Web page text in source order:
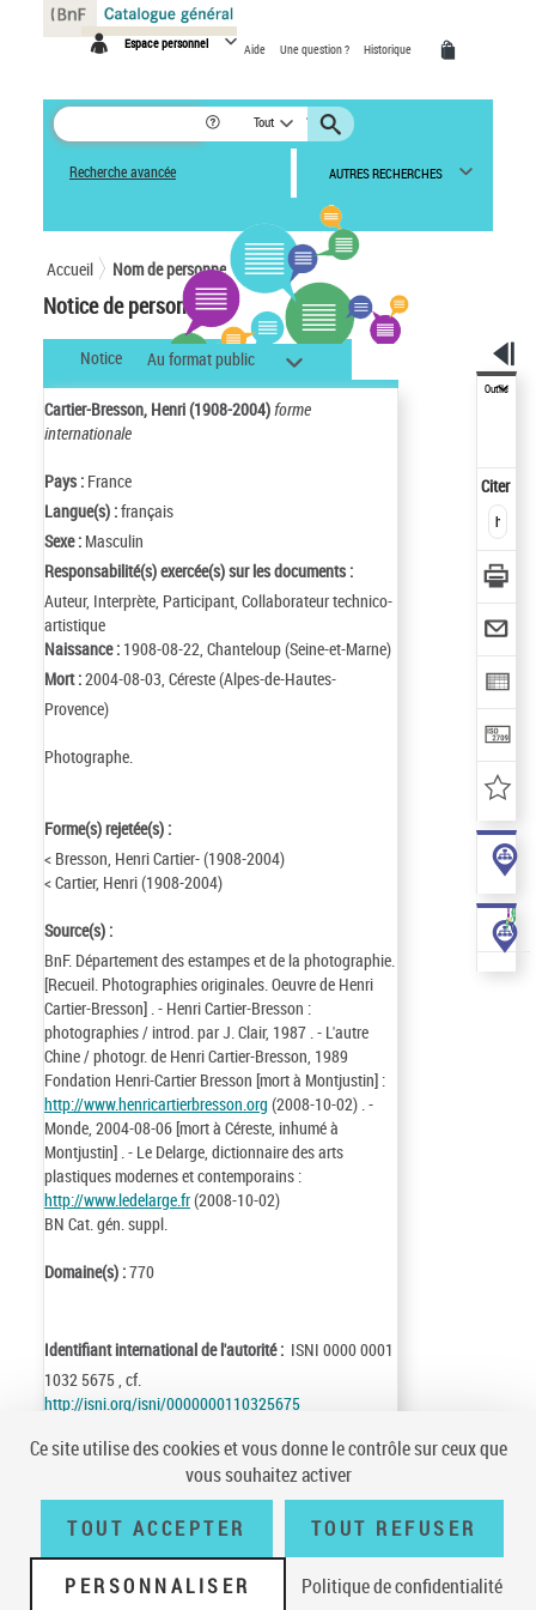
Espace personnel Aide Une question ? Historique
Tout
Recherche avancée AUTRES RECHERCHES
Accueil Nom de personne
Notice de personne
Notice Au format public
Cartier-Bresson, Henri (1908-2004)forme
internationale
Pays : France
Langue(s) :français
Sexe : Masculin
Responsabilité(s) exercée(s) sur les documents :
Auteur, Interprète, Participant, Collaborateur technico-
artistique
Naissance : 1908-08-22, Chanteloup (Seine-et-Marne)
Mort :2004-08-03, Céreste (Alpes-de-Hautes-
Provence)
Photographe.
Forme(s) rejetée(s) :
< Bresson, Henri Cartier- (1908-2004)
< Cartier, Henri (1908-2004)
Source(s) :
BnF. Département des estampes et de la photographie.
[Recueil. Photographies originales. Oeuvre de Henri
Cartier-Bresson] . - Henri Cartier-Bresson :
photographies / introd. par J. Clair, 1987 . - L'autre
Chine / photogr. de Henri Cartier-Bresson, 1989
Fondation Henri-Cartier Bresson [mort à Montjustin] :
http://www.henricartierbresson.org (2008-10-02) . -
Monde, 2004-08-06 [mort à Céreste, inhumé à
Montjustin] . - Le Delarge, dictionnaire des arts
plastiques modernes et contemporains :
http://www.ledelarge.fr(2008-10-02)
BN Cat. gén. suppl.
Domaine(s) :770
Identifiant international de l'autorité : ISNI 0000 0001
1032 5675 , cf.
http://isni.org/isni/0000000110325675
Notice n° :FRBNF11895367
Mise à jour :22/07/11
Outils
Citer
Conditions générales d'utilisation | A propos | Plan du site |
Écrire à la
Panneau de gestion des cookies
Ce site utilise des cookies et vous donne le contrôle sur ceux que
vous souhaitez activer
TOUT ACCEPTER TOUT REFUSER
PERSONNALISER Politique de confidentialité